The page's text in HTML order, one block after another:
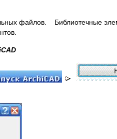
файлов. Библиотечные